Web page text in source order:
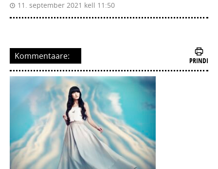
11. september 2021 kell 11:50
Kommentaare: PRINDI